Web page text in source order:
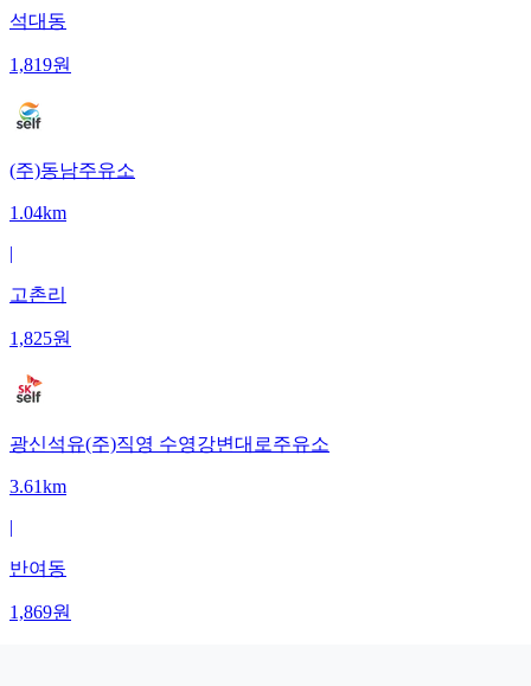
석대동
1,819원
(주)동남주유소
1.04km
|
고촌리
1,825원
광신석유(주)직영 수영강변대로주유소
3.61km
|
반여동
1,869원